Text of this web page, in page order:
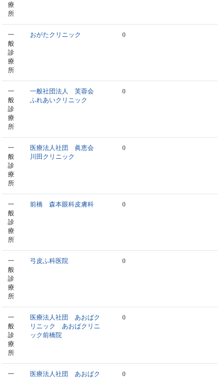
療
所
一
般
診
療
所
おがたクリニック 0
一
般
診
療
所
一般社団法人 芙蓉会
ふれあいクリニック
0
一
般
診
療
所
医療法人社団 眞恵会
川田クリニック
0
一
般
診
療
所
前橋 森本眼科皮膚科 0
一
般
診
療
所
弓皮ふ科医院 0
一
般
診
療
所
医療法人社団 あおばク
リニック あおばクリニ
ック前橋院
0
一
医療法人社団 あおばク
0